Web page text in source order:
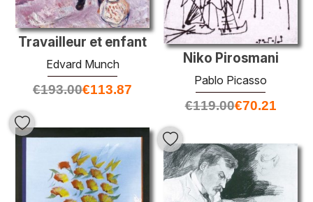
Niko Pirosmani
Pablo Picasso
€119.00€70.21
Travailleur et enfant
Edvard Munch
€193.00€113.87